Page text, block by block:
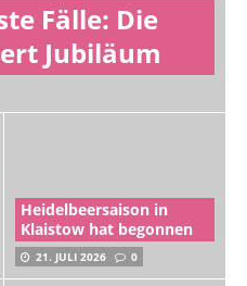
Fälle: Die
Jubiläum
Heidelbeersaison in
Klaistow hat begonnen
21. JULI 2026 0